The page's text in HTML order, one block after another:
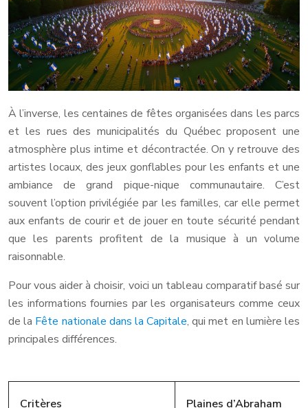
À l’inverse, les centaines de fêtes organisées dans les parcs
et les rues des municipalités du Québec proposent une
atmosphère plus intime et décontractée. On y retrouve des
artistes locaux, des jeux gonflables pour les enfants et une
ambiance de grand pique-nique communautaire. C’est
souvent l’option privilégiée par les familles, car elle permet
aux enfants de courir et de jouer en toute sécurité pendant
que les parents profitent de la musique à un volume
raisonnable.
Pour vous aider à choisir, voici un tableau comparatif basé sur
les informations fournies par les organisateurs comme ceux
de la Fête nationale dans la Capitale, qui met en lumière les
principales différences.
Critères Plaines d’Abraham